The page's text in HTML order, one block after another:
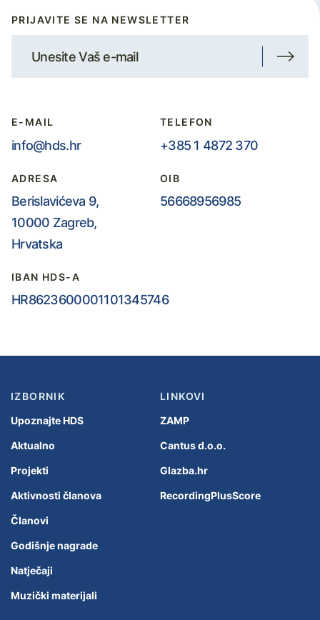
PRIJAVITE SE NA NEWSLETTER
E-MAIL
info@hds.hr
TELEFON
+385 1 4872 370
ADRESA
Berislavićeva 9,
10000 Zagreb,
Hrvatska
OIB
56668956985
IBAN HDS-A
HR8623600001101345746
IZBORNIK
Upoznajte HDS
Aktualno
Projekti
Aktivnosti članova
Članovi
Godišnje nagrade
Natječaji
Muzički materijali
LINKOVI
ZAMP
Cantus d.o.o.
Glazba.hr
RecordingPlusScore